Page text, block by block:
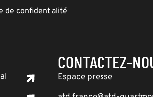
de confidentialité
CONTACTEZ-
Espace presse